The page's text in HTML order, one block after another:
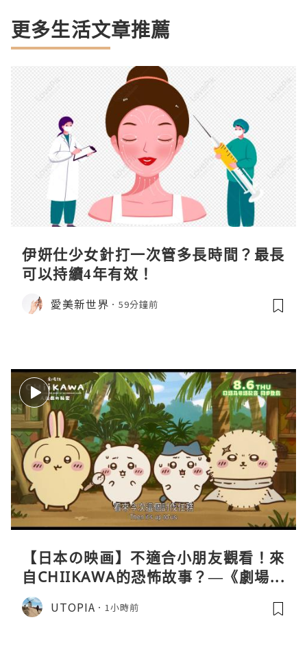
更多生活文章推薦
伊妍仕少女針打一次管多長時間？最長
可以持續4年有效！
愛美新世界 59分鐘前
【日本の映画】不適合小朋友觀看！來
自CHIIKAWA的恐怖故事？—《劇場版
CHIIKAWA 人魚島的秘密》
UTOPIA 1小時前